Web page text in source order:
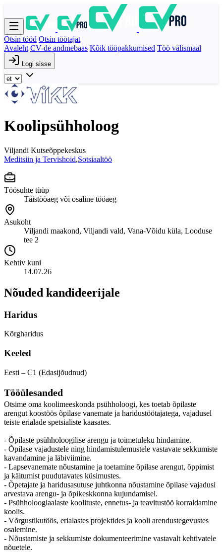
Otsin tööd Otsin töötajat
Avaleht CV-de andmebaas Kõik tööpakkumised Töö välismaal
Logi sisse
Koolipsühholoog
Viljandi Kutseõppekeskus
Meditsiin ja Tervishoid,Sotsiaaltöö
Töösuhte tüüp
Täistööaeg või osaline tööaeg
Asukoht
Viljandi maakond, Viljandi vald, Vana-Võidu küla, Looduse
tee 2
Kehtiv kuni
14.07.26
Nõuded kandideerijale
Haridus
Kõrgharidus
Keeled
Eesti – C1 (Edasijõudnud)
Tööülesanded
Otsime oma koolimeeskonda psühholoogi, kes toetab õpilaste
arengut koostöös õpilase vanemate ja haridustöötajatega, vajadusel
teiste erialade spetsialiste kaasates.
- Õpilaste psühholoogilise arengu ja toimetuleku hindamine.
- Õpilase vajadustele ning hindamistulemustele vastavate sekkumiste
kavandamine ja läbiviimine.
- Lapsevanemate nõustamine ja toetamine õpilase arengut, õppimist
ja käitumist puudutavates küsimustes.
- Õpetajate ja haridusasutuse juhtkonna nõustamine õpilase vajadusi
arvestava arengu- ja õpikeskkonna kujundamisel.
- Psühholoogiaalaste koolituste, ennetus- ja teavitustöö korraldamine
koolis.
- Võrgustikutöös, erialastes projektides ja kooli arendustegevustes
osalemine.
- Nõustamiste ja sekkumiste dokumenteerimine vastavalt kehtivatele
nõuetele.